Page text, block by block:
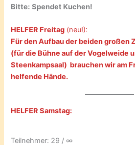
Bitte: Spendet Kuchen!
HELFER Freitag (neu!):
Für den Aufbau der beiden großen
(für die Bühne auf der Vogelweide
Steenkampsaal) brauchen wir am
helfende Hände.
HELFER Samstag:
Teilnehmer: 29 / ∞